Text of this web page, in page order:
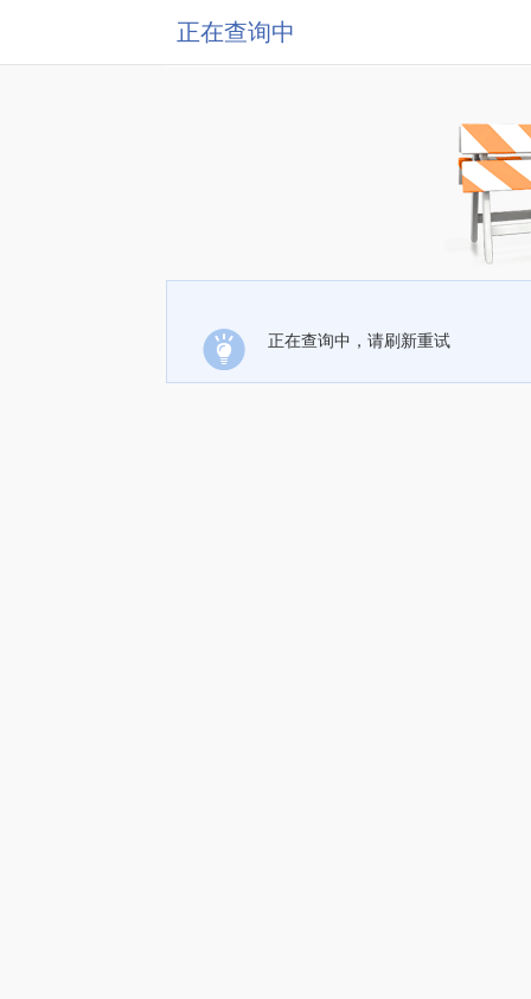
正在查询中
正在查询中，请刷新重试